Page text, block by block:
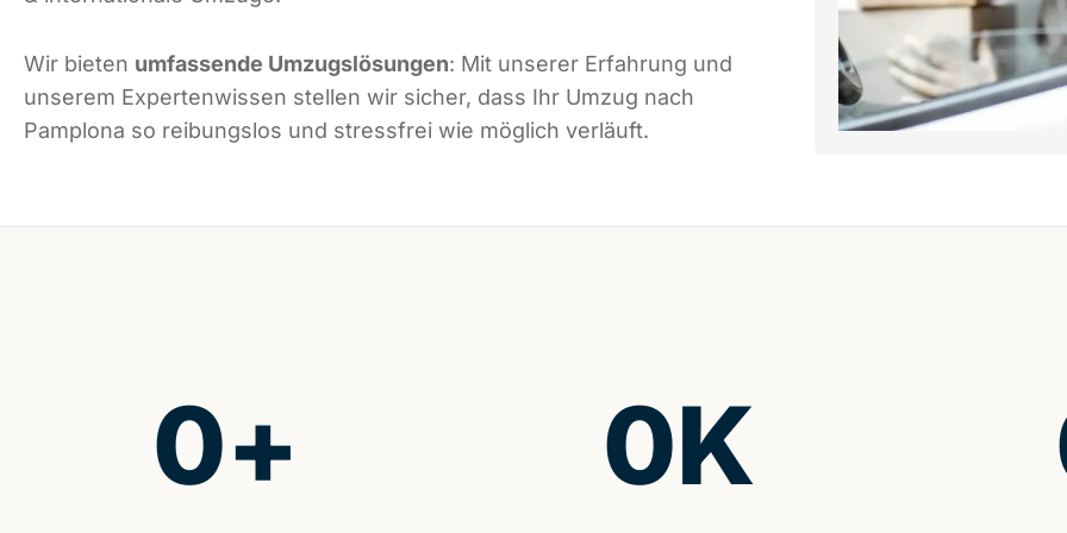
Wir bieten umfassende Umzugslösungen: Mit unserer Erfahrung und
unserem Expertenwissen stellen wir sicher, dass Ihr Umzug nach
Pamplona so reibungslos und stressfrei wie möglich verläuft.
0+ 0K